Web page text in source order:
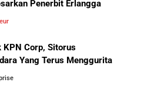
di ChatGPT untuk
Cepat dan Mudah
Traveloka untuk Anak
Penerbit Erlangga
KPN Corp, Sitorus
Yang Terus Menggurita